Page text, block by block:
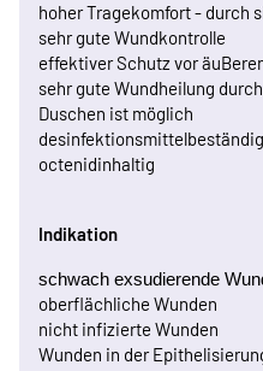
hoher Tragekomfort - durch
sehr gute Wundkontrolle
effektiver Schutz vor
sehr gute Wundheilung
Duschen ist möglich
octenidinhaltig
Indikation
schwach exsudierende
oberflächliche Wunden
nicht infizierte Wunden
Wunden in der